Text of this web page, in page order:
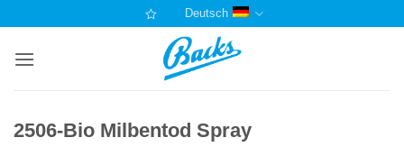
springen
Deutsch
2506-Bio Milbentod Spray